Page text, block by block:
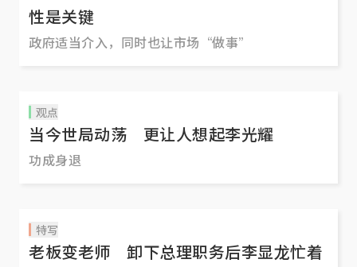
性是关键
政府适当介入，同时也让市场“做事”
观点
当今世局动荡 更让人想起李光耀
功成身退
特写
老板变老师 卸下总理职务后李显龙忙着